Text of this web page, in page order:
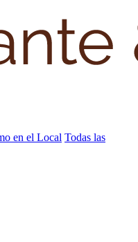
en el Local Todas las